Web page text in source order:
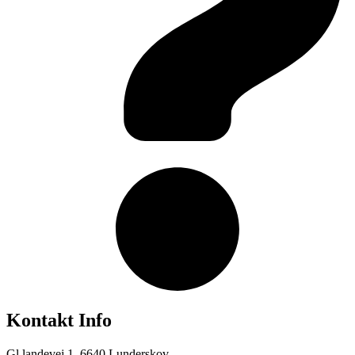
Kontakt Info